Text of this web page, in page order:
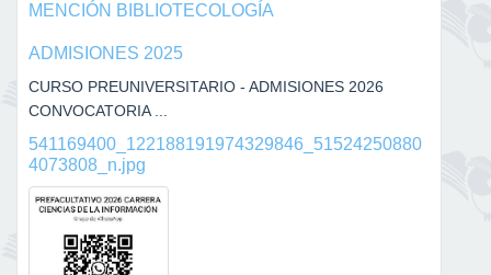
MENCIÓN BIBLIOTECOLOGÍA
ADMISIONES 2025
CURSO PREUNIVERSITARIO - ADMISIONES 2026
CONVOCATORIA ...
541169400_122188191974329846_51524250880
4073808_n.jpg